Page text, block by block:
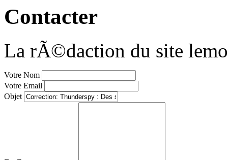
Contacter
La rÃ©daction du site
Votre Nom
Votre Email
Objet